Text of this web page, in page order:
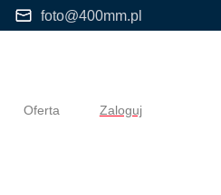
foto@400mm.pl
Oferta Zaloguj